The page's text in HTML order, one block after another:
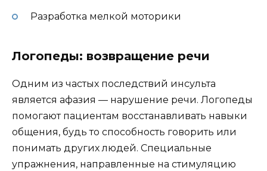
Разработка мелкой моторики
Логопеды: возвращение речи
Одним из частых последствий инсульта
является афазия — нарушение речи. Логопеды
помогают пациентам восстанавливать навыки
общения, будь то способность говорить или
понимать других людей. Специальные
упражнения, направленные на стимуляцию